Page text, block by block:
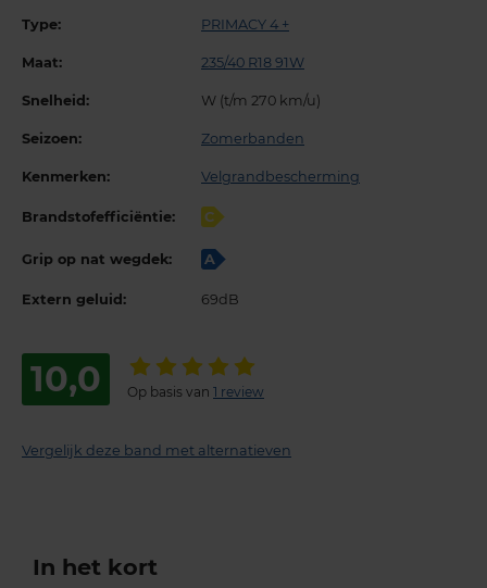
Type: PRIMACY 4 +
Maat: 235/40 R18 91W
Snelheid: W (t/m 270 km/u)
Seizoen: Zomerbanden
Kenmerken: Velgrandbescherming
Brandstofefficiëntie: C
Grip op nat wegdek: A
Extern geluid: 69dB
10,0 Op basis van 1 review
Vergelijk deze band met alternatieven
In het kort